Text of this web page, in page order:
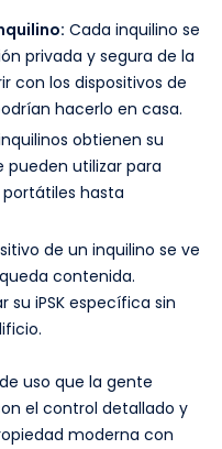
Cada inquilino se
privada y segura de la
con los dispositivos de
hacerlo en casa.
obtienen su
pueden utilizar para
portátiles hasta
de un inquilino se ve
contenida.
iPSK específica sin
uso que la gente
el control detallado y
moderna con